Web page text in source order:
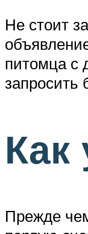
Не стоит
питомца с
Как
Прежде